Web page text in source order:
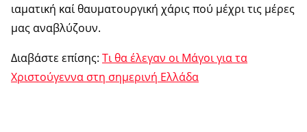
ιαματική καί θαυματουργική χάρις πού μέχρι τις μέρες
μας αναβλύζουν.
Διαβάστε επίσης: Τι θα έλεγαν οι Μάγοι για τα
Χριστούγεννα στη σημερινή Ελλάδα